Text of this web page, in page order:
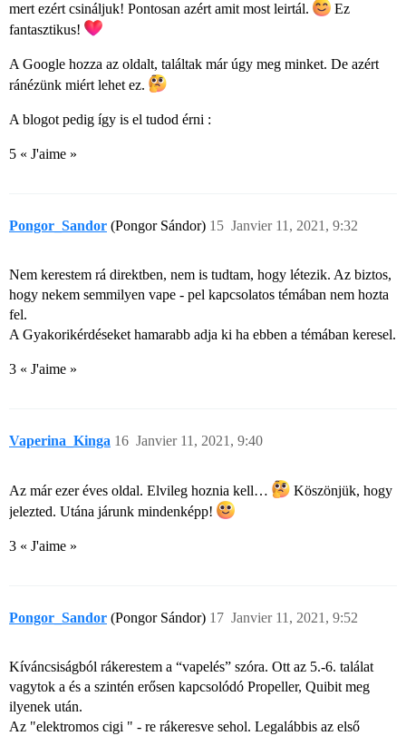
mert ezért csináljuk! Pontosan azért amit most leirtál.
Ez
fantasztikus!
A Google hozza az oldalt, találtak már úgy meg minket. De azért
ránézünk miért lehet ez.
A blogot pedig így is el tudod érni :
5 « J'aime »
Pongor_Sandor (Pongor Sándor) Janvier 11, 2021, 9:32
15
Nem kerestem rá direktben, nem is tudtam, hogy létezik. Az biztos,
hogy nekem semmilyen vape - pel kapcsolatos témában nem hozta
fel.
A Gyakorikérdéseket hamarabb adja ki ha ebben a témában keresel.
3 « J'aime »
Vaperina_Kinga Janvier 11, 2021, 9:40
16
Az már ezer éves oldal. Elvileg hoznia kell…
Köszönjük, hogy
jelezted. Utána járunk mindenképp!
3 « J'aime »
Pongor_Sandor (Pongor Sándor) Janvier 11, 2021, 9:52
17
Kíváncsiságból rákerestem a “vapelés” szóra. Ott az 5.-6. találat
vagytok a és a szintén erősen kapcsolódó Propeller, Quibit meg
ilyenek után.
Az "elektromos cigi " - re rákeresve sehol. Legalábbis az első